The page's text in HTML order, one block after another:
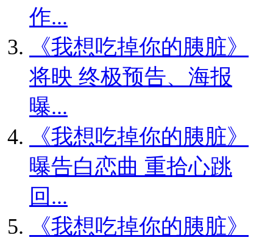
作...
《我想吃掉你的胰脏》
将映 终极预告、海报
曝...
《我想吃掉你的胰脏》
曝告白恋曲 重拾心跳
回...
《我想吃掉你的胰脏》